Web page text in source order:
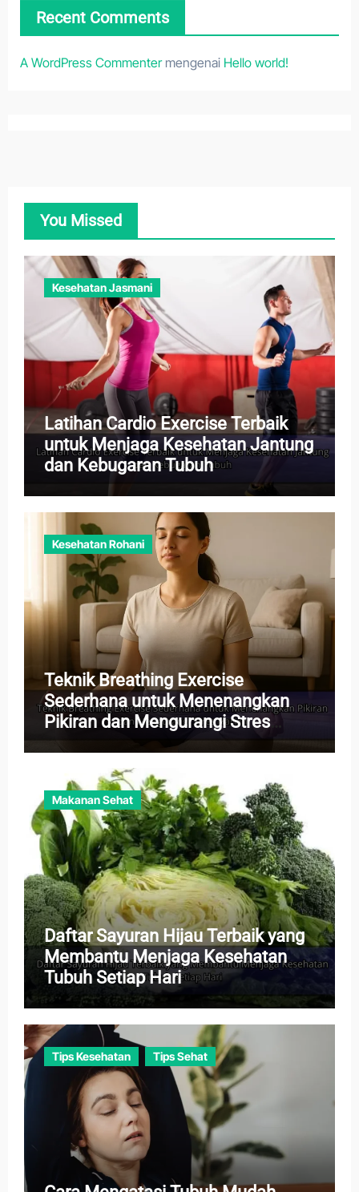
Recent Comments
A WordPress Commentermengenai Hello world!
You Missed
Kesehatan Jasmani
Latihan Cardio Exercise Terbaik
untuk Menjaga Kesehatan Jantung
dan Kebugaran Tubuh
Kesehatan Rohani
Teknik Breathing Exercise
Sederhana untuk Menenangkan
Pikiran dan Mengurangi Stres
Harian
Makanan Sehat
Daftar Sayuran Hijau Terbaik yang
Membantu Menjaga Kesehatan
Tubuh Setiap Hari
Tips Kesehatan Tips Sehat